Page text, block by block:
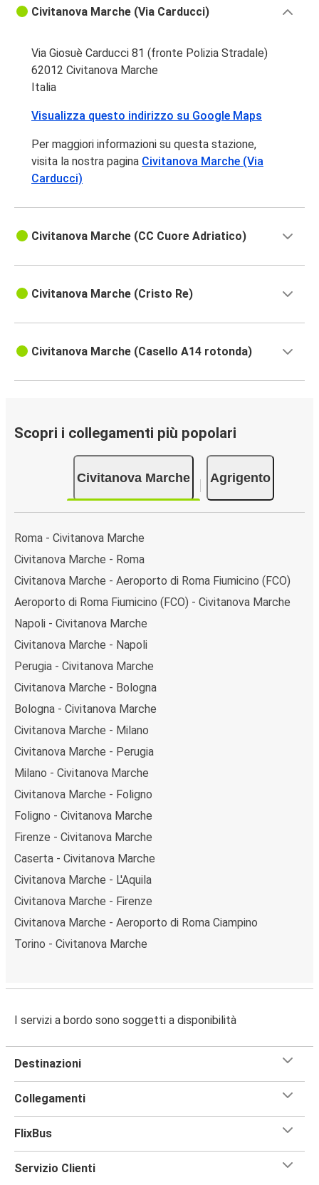
Civitanova Marche (Via Carducci)
Via Giosuè Carducci 81 (fronte Polizia Stradale)
62012 Civitanova Marche
Italia
Visualizza questo indirizzo su Google Maps
Per maggiori informazioni su questa stazione,
visita la nostra pagina Civitanova Marche (Via
Carducci)
Civitanova Marche (CC Cuore Adriatico)
Civitanova Marche (Cristo Re)
Civitanova Marche (Casello A14 rotonda)
Scopri i collegamenti più popolari
Civitanova Marche Agrigento
Roma - Civitanova Marche
Civitanova Marche - Roma
Civitanova Marche - Aeroporto di Roma Fiumicino (FCO)
Aeroporto di Roma Fiumicino (FCO) - Civitanova Marche
Napoli - Civitanova Marche
Civitanova Marche - Napoli
Perugia - Civitanova Marche
Civitanova Marche - Bologna
Bologna - Civitanova Marche
Civitanova Marche - Milano
Civitanova Marche - Perugia
Milano - Civitanova Marche
Civitanova Marche - Foligno
Foligno - Civitanova Marche
Firenze - Civitanova Marche
Caserta - Civitanova Marche
Civitanova Marche - L'Aquila
Civitanova Marche - Firenze
Civitanova Marche - Aeroporto di Roma Ciampino
Torino - Civitanova Marche
I servizi a bordo sono soggetti a disponibilità
Destinazioni
Collegamenti
FlixBus
Servizio Clienti